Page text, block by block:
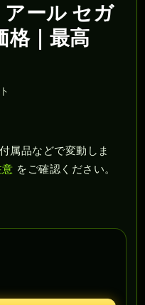
ール セガ
格｜最高
属品などで変動しま
をご確認ください。